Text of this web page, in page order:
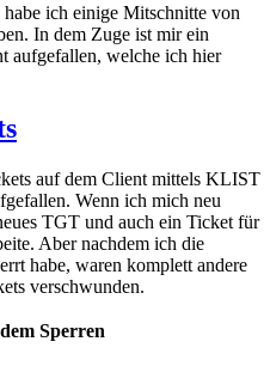
habe ich einige Mitschnitte von
In dem Zuge ist mir ein
aufgefallen, welche ich hier
auf dem Client mittels KLIST
Wenn ich mich neu
TGT und auch ein Ticket für
Aber nachdem ich die
habe, waren komplett andere
verschwunden.
Sperren